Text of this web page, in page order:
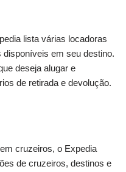
lista várias locadoras
em seu destino.
deseja alugar e
de retirada e devolução.
cruzeiros, o Expedia
de cruzeiros, destinos e